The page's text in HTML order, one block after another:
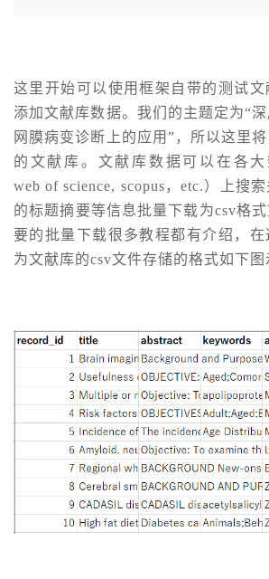
这里开始可以使用框架自带的测试
添加文献库数据。我们的主题定为“
网膜病变诊断上的应用”，所以这里
的文献库。文献库数据可以在各大
web of science, scopus，etc.）上搜
的标题摘要等信息批量下载为csv格
要的批量下载很多教程都有介绍，
为文献库的csv文件存储的格式如下图